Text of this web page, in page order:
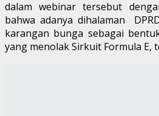
dalam webinar tersebut
bahwa adanya dihalaman
karangan bunga sebagai
yang menolak Sirkuit Formula E,